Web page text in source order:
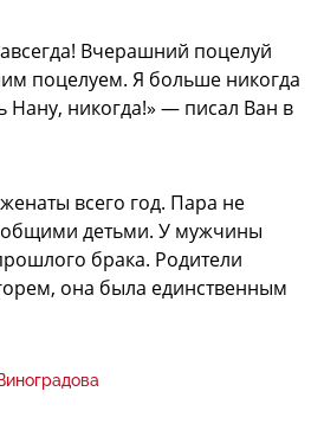
Вчерашний поцелуй
поцелуем. Я больше никогда
Нану, никогда!» — писал Ван в
всего год. Пара не
общими детьми. У мужчины
брака. Родители
она была единственным